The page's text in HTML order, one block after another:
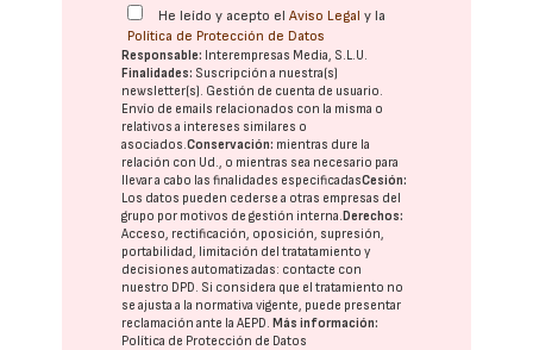
He leído y acepto elAviso Legal y la
Política de Protección de Datos
Responsable: Interempresas Media, S.L.U.
Finalidades: Suscripción a nuestra(s)
newsletter(s). Gestión de cuenta de usuario.
Envío de emails relacionados con la misma o
relativos a intereses similares o
asociados.Conservación: mientras dure la
relación con Ud., o mientras sea necesario para
llevar a cabo las finalidades especificadasCesión:
Los datos pueden cederse a otras empresas del
grupo por motivos de gestión interna.Derechos:
Acceso, rectificación, oposición, supresión,
portabilidad, limitación del tratatamiento y
decisiones automatizadas: contacte con
nuestro DPD. Si considera que el tratamiento no
se ajusta a la normativa vigente, puede presentar
reclamación ante laAEPD.Más información:
Política de Protección de Datos